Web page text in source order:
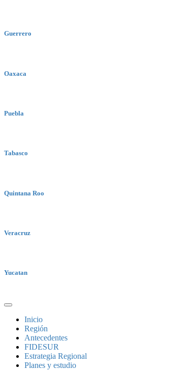
Guerrero
Oaxaca
Puebla
Tabasco
Quintana Roo
Veracruz
Yucatan
Inicio
Región
Antecedentes
FIDESUR
Estrategia Regional
Planes y estudio